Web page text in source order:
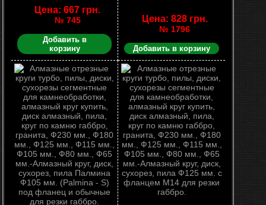
Цена: 667 грн.
№ 745
Добавить в
корзину
Цена: 828 грн.
№ 1796
Добавить в корзину